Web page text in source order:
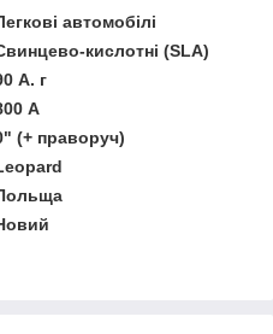
автомобілі
кислотні (SLA)
А. г
А
(+ праворуч)